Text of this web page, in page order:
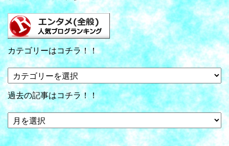
カテゴリーはコチラ！！
テ
ゴ
リ
ー
は
コ
過去の記事はコチラ！！
過
去
の